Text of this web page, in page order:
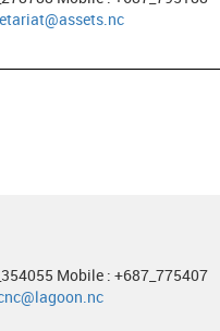
Mobile : +687_775407